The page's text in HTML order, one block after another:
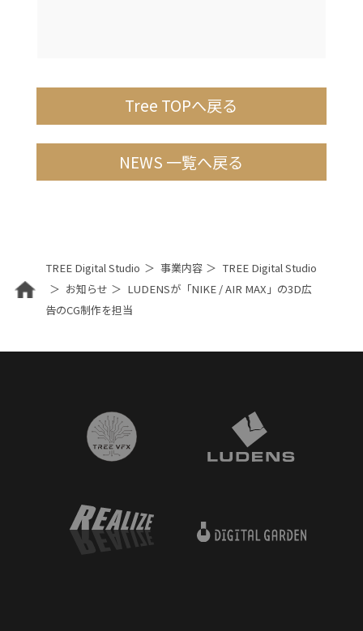
Tree TOPへ戻る
NEWS 一覧へ戻る
TREE Digital Studio 事業内容
TREE Digital Studio
お知らせ
LUDENSが「NIKE / AIR MAX」の3D広
告のCG制作を担当